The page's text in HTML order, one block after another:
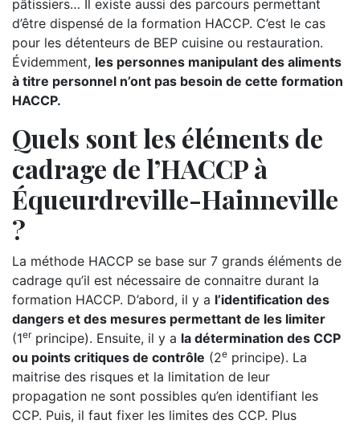
pâtissiers… Il existe aussi des parcours permettant
d’être dispensé de la formation HACCP. C’est le cas
pour les détenteurs de BEP cuisine ou restauration.
Évidemment, les personnes manipulant des aliments
à titre personnel n’ont pas besoin de cette formation
HACCP.
Quels sont les éléments de
cadrage de l’HACCP à
Équeurdreville-Hainneville
?
La méthode HACCP se base sur 7 grands éléments de
cadrage qu’il est nécessaire de connaitre durant la
formation HACCP. D’abord, il y a l’identification des
dangers et des mesures permettant de les limiter
(1erprincipe). Ensuite, il y a la détermination des CCP
ou points critiques de contrôle (2e principe). La
maitrise des risques et la limitation de leur
propagation ne sont possibles qu’en identifiant les
CCP. Puis, il faut fixer les limites des CCP. Plus